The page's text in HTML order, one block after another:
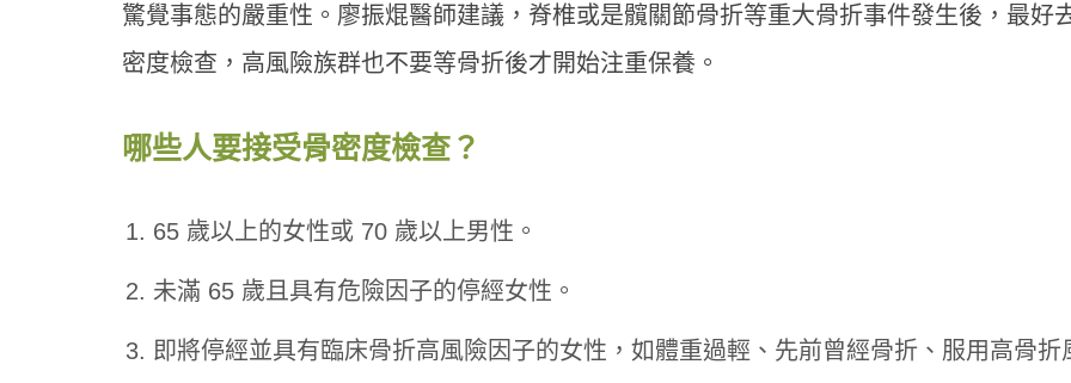
驚覺事態的嚴重性。廖振焜醫師建議，脊椎或是髖關節骨折等重大骨折事件發生後，最好
密度檢查，高風險族群也不要等骨折後才開始注重保養。
哪些人要接受骨密度檢查？
65 歲以上的女性或 70 歲以上男性。
未滿 65 歲且具有危險因子的停經女性。
即將停經並具有臨床骨折高風險因子的女性，如體重過輕、先前曾經骨折、服用高骨折